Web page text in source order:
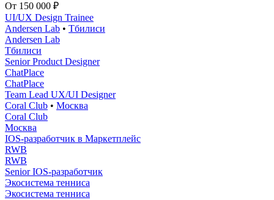
От 150 000 ₽
UI/UX Design Trainee
Andersen Lab • Тбилиси
Andersen Lab
Тбилиси
Senior Product Designer
ChatPlace
ChatPlace
Team Lead UX/UI Designer
Coral Club • Москва
Coral Club
Москва
IOS-разработчик в Маркетплейс
RWB
RWB
Senior IOS-разработчик
Экосистема тенниса
Экосистема тенниса